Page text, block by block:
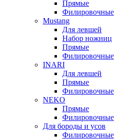
Прямые
Филировочные
Mustang
Для левшей
Набор ножниц
Прямые
Филировочные
INARI
Для левшей
Прямые
Филировочные
NEKO
Прямые
Филировочные
Для бороды и усов
Филировочные